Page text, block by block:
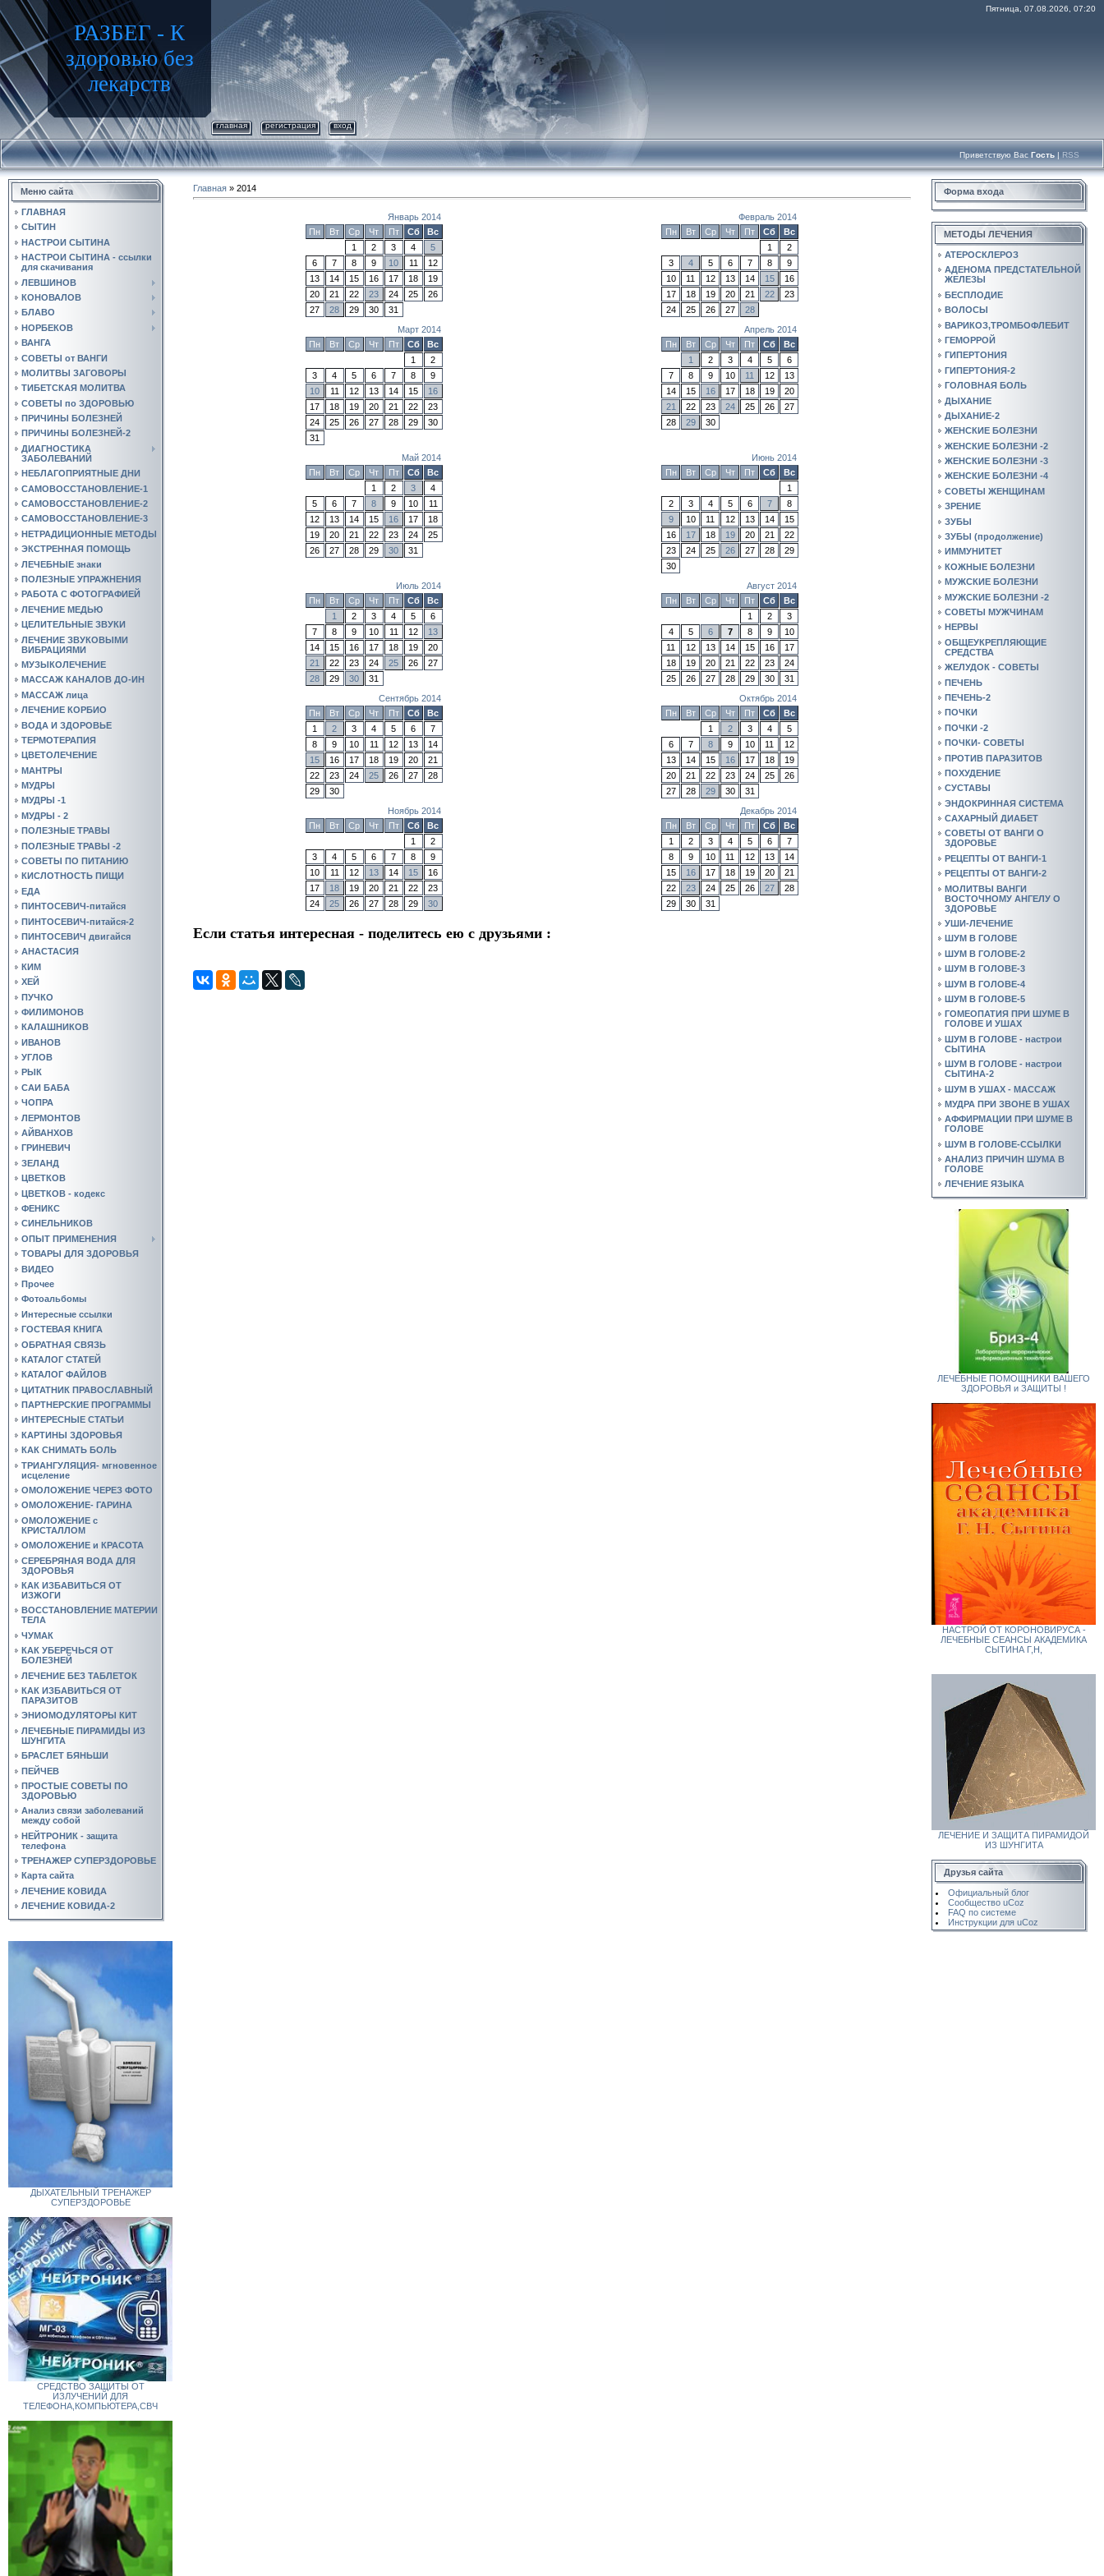
РАЗБЕГ - К
здоровью без
лекарств
Пятница, 07.08.2026, 07:20
главная регистрация вход
Приветствую Вас Гость | RSS
Меню сайта
ГЛАВНАЯ
СЫТИН
НАСТРОИ СЫТИНА
НАСТРОИ СЫТИНА - ссылки
для скачивания
ЛЕВШИНОВ
КОНОВАЛОВ
БЛАВО
НОРБЕКОВ
ВАНГА
СОВЕТЫ от ВАНГИ
МОЛИТВЫ ЗАГОВОРЫ
ТИБЕТСКАЯ МОЛИТВА
СОВЕТЫ по ЗДОРОВЬЮ
ПРИЧИНЫ БОЛЕЗНЕЙ
ПРИЧИНЫ БОЛЕЗНЕЙ-2
ДИАГНОСТИКА
ЗАБОЛЕВАНИЙ
НЕБЛАГОПРИЯТНЫЕ ДНИ
САМОВОССТАНОВЛЕНИЕ-1
САМОВОССТАНОВЛЕНИЕ-2
САМОВОССТАНОВЛЕНИЕ-3
НЕТРАДИЦИОННЫЕ МЕТОДЫ
ЭКСТРЕННАЯ ПОМОЩЬ
ЛЕЧЕБНЫЕ знаки
ПОЛЕЗНЫЕ УПРАЖНЕНИЯ
РАБОТА С ФОТОГРАФИЕЙ
ЛЕЧЕНИЕ МЕДЬЮ
ЦЕЛИТЕЛЬНЫЕ ЗВУКИ
ЛЕЧЕНИЕ ЗВУКОВЫМИ
ВИБРАЦИЯМИ
МУЗЫКОЛЕЧЕНИЕ
МАССАЖ КАНАЛОВ ДО-ИН
МАССАЖ лица
ЛЕЧЕНИЕ КОРБИО
ВОДА И ЗДОРОВЬЕ
ТЕРМОТЕРАПИЯ
ЦВЕТОЛЕЧЕНИЕ
МАНТРЫ
МУДРЫ
МУДРЫ -1
МУДРЫ - 2
ПОЛЕЗНЫЕ ТРАВЫ
ПОЛЕЗНЫЕ ТРАВЫ -2
СОВЕТЫ ПО ПИТАНИЮ
КИСЛОТНОСТЬ ПИЩИ
ЕДА
ПИНТОСЕВИЧ-питайся
ПИНТОСЕВИЧ-питайся-2
ПИНТОСЕВИЧ двигайся
АНАСТАСИЯ
КИМ
ХЕЙ
ПУЧКО
ФИЛИМОНОВ
КАЛАШНИКОВ
ИВАНОВ
УГЛОВ
РЫК
САИ БАБА
ЧОПРА
ЛЕРМОНТОВ
АЙВАНХОВ
ГРИНЕВИЧ
ЗЕЛАНД
ЦВЕТКОВ
ЦВЕТКОВ - кодекс
ФЕНИКС
СИНЕЛЬНИКОВ
ОПЫТ ПРИМЕНЕНИЯ
ТОВАРЫ ДЛЯ ЗДОРОВЬЯ
ВИДЕО
Прочее
Фотоальбомы
Интересные ссылки
ГОСТЕВАЯ КНИГА
ОБРАТНАЯ СВЯЗЬ
КАТАЛОГ СТАТЕЙ
КАТАЛОГ ФАЙЛОВ
ЦИТАТНИК ПРАВОСЛАВНЫЙ
ПАРТНЕРСКИЕ ПРОГРАММЫ
ИНТЕРЕСНЫЕ СТАТЬИ
КАРТИНЫ ЗДОРОВЬЯ
КАК СНИМАТЬ БОЛЬ
ТРИАНГУЛЯЦИЯ- мгновенное
исцеление
ОМОЛОЖЕНИЕ ЧЕРЕЗ ФОТО
ОМОЛОЖЕНИЕ- ГАРИНА
ОМОЛОЖЕНИЕ с
КРИСТАЛЛОМ
ОМОЛОЖЕНИЕ и КРАСОТА
СЕРЕБРЯНАЯ ВОДА ДЛЯ
ЗДОРОВЬЯ
КАК ИЗБАВИТЬСЯ ОТ
ИЗЖОГИ
ВОССТАНОВЛЕНИЕ МАТЕРИИ
ТЕЛА
ЧУМАК
КАК УБЕРЕЧЬСЯ ОТ
БОЛЕЗНЕЙ
ЛЕЧЕНИЕ БЕЗ ТАБЛЕТОК
КАК ИЗБАВИТЬСЯ ОТ
ПАРАЗИТОВ
ЭНИОМОДУЛЯТОРЫ КИТ
ЛЕЧЕБНЫЕ ПИРАМИДЫ ИЗ
ШУНГИТА
БРАСЛЕТ БЯНЬШИ
ПЕЙЧЕВ
ПРОСТЫЕ СОВЕТЫ ПО
ЗДОРОВЬЮ
Анализ связи заболеваний
между собой
НЕЙТРОНИК - защита
телефона
ТРЕНАЖЕР СУПЕРЗДОРОВЬЕ
Карта сайта
ЛЕЧЕНИЕ КОВИДА
ЛЕЧЕНИЕ КОВИДА-2
ДЫХАТЕЛЬНЫЙ ТРЕНАЖЕР
СУПЕРЗДОРОВЬЕ
СРЕДСТВО ЗАЩИТЫ ОТ
ИЗЛУЧЕНИЙ ДЛЯ
ТЕЛЕФОНА,КОМПЬЮТЕРА,СВЧ
Главная » 2014
Январь 2014
Пн
Вт Ср Чт Пт Сб
Вс
1
2 3 4
5
6
7 8 9 10 11
12
13
14 15 16 17 18
19
20
21 22 23 24 25
26
27
28 29 30 31
Февраль 2014
Пн
Вт Ср Чт Пт Сб
Вс
1
2
3
4 5 6 7 8
9
10
11 12 13 14 15
16
17
18 19 20 21 22
23
24
25 26 27
28
Март 2014
Пн
Вт Ср Чт Пт Сб
Вс
1
2
3
4 5 6 7 8
9
10
11 12 13 14 15
16
17
18 19 20 21 22
23
24
25 26 27 28 29
30
31
Апрель 2014
Пн
Вт Ср Чт Пт Сб
Вс
1
2 3 4 5
6
7
8 9 10 11 12
13
14
15 16 17 18 19
20
21
22 23 24 25 26
27
28
29 30
Май 2014
Пн
Вт Ср Чт Пт Сб
Вс
1
2 3
4
5
6 7 8 9 10
11
12
13 14 15 16 17
18
19
20 21 22 23 24
25
26
27 28 29 30 31
Июнь 2014
Пн
Вт Ср Чт Пт Сб
Вс
1
2
3 4 5 6 7
8
9
10 11 12 13 14
15
16
17 18 19 20 21
22
23
24 25 26 27 28
29
30
Июль 2014
Пн
Вт Ср Чт Пт Сб
Вс
1
2 3 4 5
6
7
8 9 10 11 12
13
14
15 16 17 18 19
20
21
22 23 24 25 26
27
28
29 30 31
Август 2014
Пн
Вт Ср Чт Пт Сб
Вс
1
2
3
4
5 6 7 8 9
10
11
12 13 14 15 16
17
18
19 20 21 22 23
24
25
26 27 28 29 30
31
Сентябрь 2014
Пн
Вт Ср Чт Пт Сб
Вс
1
2 3 4 5 6
7
8
9 10 11 12 13
14
15
16 17 18 19 20
21
22
23 24 25 26 27
28
29
30
Октябрь 2014
Пн
Вт Ср Чт Пт Сб
Вс
1
2 3 4
5
6
7 8 9 10 11
12
13
14 15 16 17 18
19
20
21 22 23 24 25
26
27
28 29 30
31
Ноябрь 2014
Пн
Вт Ср Чт Пт Сб
Вс
1
2
3
4 5 6 7 8
9
10
11 12 13 14 15
16
17
18 19 20 21 22
23
24
25 26 27 28 29 30
Декабрь 2014
Пн
Вт Ср Чт Пт Сб
Вс
1
2 3 4 5 6
7
8
9 10 11 12 13
14
15
16 17 18 19 20
21
22
23 24 25 26 27
28
29
30 31
Если статья интересная - поделитесь ею с друзьями :
Форма входа
МЕТОДЫ ЛЕЧЕНИЯ
АТЕРОСКЛЕРОЗ
АДЕНОМА ПРЕДСТАТЕЛЬНОЙ
ЖЕЛЕЗЫ
БЕСПЛОДИЕ
ВОЛОСЫ
ВАРИКОЗ,ТРОМБОФЛЕБИТ
ГЕМОРРОЙ
ГИПЕРТОНИЯ
ГИПЕРТОНИЯ-2
ГОЛОВНАЯ БОЛЬ
ДЫХАНИЕ
ДЫХАНИЕ-2
ЖЕНСКИЕ БОЛЕЗНИ
ЖЕНСКИЕ БОЛЕЗНИ -2
ЖЕНСКИЕ БОЛЕЗНИ -3
ЖЕНСКИЕ БОЛЕЗНИ -4
СОВЕТЫ ЖЕНЩИНАМ
ЗРЕНИЕ
ЗУБЫ
ЗУБЫ (продолжение)
ИММУНИТЕТ
КОЖНЫЕ БОЛЕЗНИ
МУЖСКИЕ БОЛЕЗНИ
МУЖСКИЕ БОЛЕЗНИ -2
СОВЕТЫ МУЖЧИНАМ
НЕРВЫ
ОБЩЕУКРЕПЛЯЮЩИЕ
СРЕДСТВА
ЖЕЛУДОК - СОВЕТЫ
ПЕЧЕНЬ
ПЕЧЕНЬ-2
ПОЧКИ
ПОЧКИ -2
ПОЧКИ- СОВЕТЫ
ПРОТИВ ПАРАЗИТОВ
ПОХУДЕНИЕ
СУСТАВЫ
ЭНДОКРИННАЯ СИСТЕМА
САХАРНЫЙ ДИАБЕТ
СОВЕТЫ ОТ ВАНГИ О
ЗДОРОВЬЕ
РЕЦЕПТЫ ОТ ВАНГИ-1
РЕЦЕПТЫ ОТ ВАНГИ-2
МОЛИТВЫ ВАНГИ
ВОСТОЧНОМУ АНГЕЛУ О
ЗДОРОВЬЕ
УШИ-ЛЕЧЕНИЕ
ШУМ В ГОЛОВЕ
ШУМ В ГОЛОВЕ-2
ШУМ В ГОЛОВЕ-3
ШУМ В ГОЛОВЕ-4
ШУМ В ГОЛОВЕ-5
ГОМЕОПАТИЯ ПРИ ШУМЕ В
ГОЛОВЕ И УШАХ
ШУМ В ГОЛОВЕ - настрои
СЫТИНА
ШУМ В ГОЛОВЕ - настрои
СЫТИНА-2
ШУМ В УШАХ - МАССАЖ
МУДРА ПРИ ЗВОНЕ В УШАХ
АФФИРМАЦИИ ПРИ ШУМЕ В
ГОЛОВЕ
ШУМ В ГОЛОВЕ-ССЫЛКИ
АНАЛИЗ ПРИЧИН ШУМА В
ГОЛОВЕ
ЛЕЧЕНИЕ ЯЗЫКА
ЛЕЧЕБНЫЕ ПОМОЩНИКИ ВАШЕГО
ЗДОРОВЬЯ и ЗАЩИТЫ !
НАСТРОЙ ОТ КОРОНОВИРУСА -
ЛЕЧЕБНЫЕ СЕАНСЫ АКАДЕМИКА
СЫТИНА Г,Н,
ЛЕЧЕНИЕ И ЗАЩИТА ПИРАМИДОЙ
ИЗ ШУНГИТА
Друзья сайта
Официальный блог
Сообщество uCoz
FAQ по системе
Инструкции для uCoz